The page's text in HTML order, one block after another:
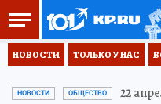
НОВОСТИ ТОЛЬКО У НАС
НОВОСТИ ОБЩЕСТВО 22